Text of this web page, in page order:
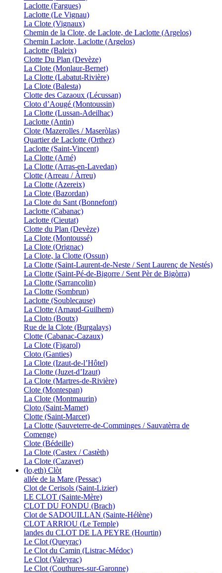
Laclotte (Fargues)
Laclotte (Le Vignau)
La Clote (Vignaux)
Chemin de la Clote, de Laclote, de Laclotte (Argelos)
Chemin Laclote, Laclotte (Argelos)
Laclotte (Baleix)
Clotte Du Plan (Devèze)
La Clote (Monlaur-Bernet)
La Clotte (Labatut-Rivière)
La Clote (Balesta)
Clotte des Cazaoux (Lécussan)
Cloto d’Aougé (Montoussin)
La Clotte (Lussan-Adeilhac)
Laclotte (Antin)
Clote (Mazerolles / Maseròlas)
Quartier de Laclotte (Orthez)
Laclotte (Saint-Vincent)
La Clotte (Arné)
La Clotte (Arras-en-Lavedan)
Clotte (Arreau / Àrreu)
La Clotte (Azereix)
La Clote (Bazordan)
La Clote du Sant (Bonnefont)
Laclotte (Cabanac)
Laclotte (Cieutat)
Clotte du Plan (Devèze)
La Clote (Montoussé)
La Clote (Orignac)
La Clote, la Clotte (Ossun)
La Clotte (Saint-Laurent-de-Neste / Sent Laurenç de Nestés)
La Clotte (Saint-Pé-de-Bigorre / Sent Pèr de Bigòrra)
La Clotte (Sarrancolin)
La Clotte (Sombrun)
Laclotte (Soublecause)
La Clotte (Arnaud-Guilhem)
La Cloto (Boutx)
Rue de la Clote (Burgalays)
Clotte (Cabanac-Cazaux)
La Clote (Figarol)
Cloto (Ganties)
La Clote (Izaut-de-l’Hôtel)
La Clotte (Juzet-d’Izaut)
La Clote (Martres-de-Rivière)
Clote (Montespan)
La Clote (Montmaurin)
Cloto (Saint-Mamet)
Clotte (Saint-Marcet)
La Clotte (Sauveterre-de-Comminges / Sauvatèrra de
Comenge)
Clote (Bédeille)
La Clote (Castex / Castèth)
La Clote (Cazavet)
(lo,eth) Clòt
allée de la Mare (Pessac)
Clot de Cerisols (Saint-Lizier)
LE CLOT (Sainte-Mère)
CLOT DU FONDU (Brach)
Clot de SADOUILLAN (Sainte-Hélène)
CLOT ARRIOU (Le Temple)
landes du CLOT DE LA PEYRE (Hourtin)
Le Clot (Queyrac)
Le Clot du Camin (Listrac-Médoc)
Le Clot (Valeyrac)
Le Clot (Couthures-sur-Garonne)